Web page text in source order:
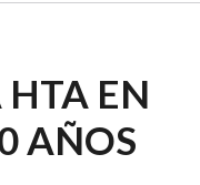
EN
AÑOS